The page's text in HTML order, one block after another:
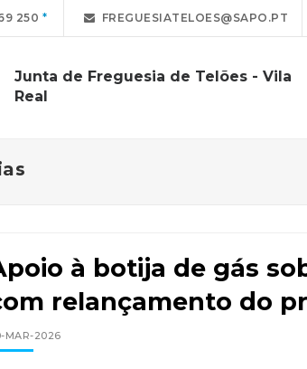
250 FREGUESIATELOES@SAPO.PT
Junta de Freguesia de Telões - Vila
Real
à botija de gás
relançamento do
MAR-2026